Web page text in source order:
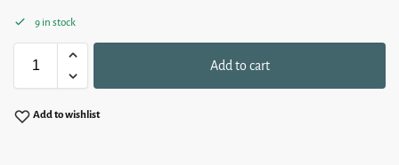
9 in stock
Add to cart
Add to wishlist